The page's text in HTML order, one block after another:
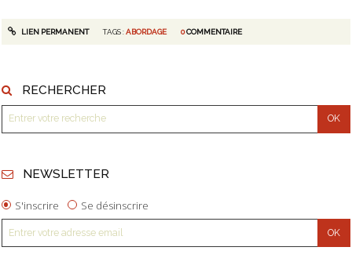
LIEN PERMANENT TAGS :ABORDAGE 0COMMENTAIRE
RECHERCHER
NEWSLETTER
S'inscrire Se désinscrire